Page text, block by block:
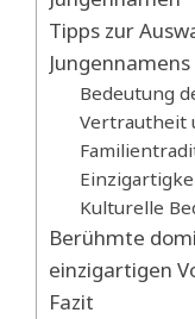
Tipps zur
Jungennamens
Bedeutung
Vertrautheit
Kulturelle
Berühmte
einzigartigen
Fazit